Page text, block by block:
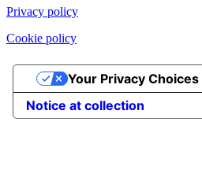
Privacy policy
Cookie policy
Notice at collection
Your Privacy Choices